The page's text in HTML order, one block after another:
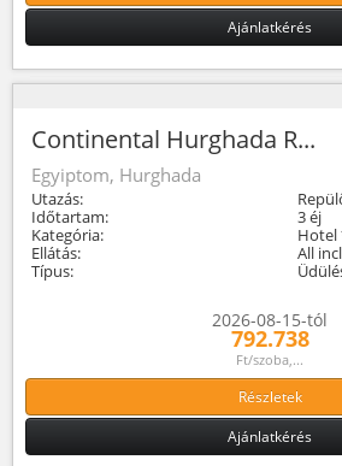
Ajánlatkérés
Continental Hurghada R...
Egyiptom, Hurghada
Utazás:
Időtartam:
3 éj
Kategória:
Ellátás:
All
Típus:
2026-08-15-tól
792.738
Ft/szoba,...
Részletek
Ajánlatkérés